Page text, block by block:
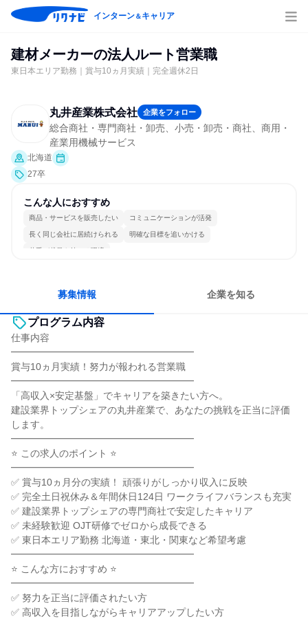
インターン＆キャリア
建材メーカーの法人ルート営業職
東日本エリア勤務｜賞与10ヵ月実績｜完全週休2日
丸井産業株式会社 企業をフォロー
総合商社・専門商社・卸売、小売・卸売・商社、商用・
産業用機械サービス
北海道
27卒
こんな人におすすめ
商品・サービスを販売したい コミュニケーションが活発
長く同じ会社に居続けられる 明確な目標を追いかける
若手が裁量を持てる環境
募集情報 企業を知る
プログラム内容
仕事内容
━━━━━━━━━━━━━━━━━━━
賞与10ヵ月実績！努力が報われる営業職
━━━━━━━━━━━━━━━━━━━
「高収入×安定基盤」でキャリアを築きたい方へ。
建設業界トップシェアの丸井産業で、あなたの挑戦を正当に評価
します。
━━━━━━━━━━━━━━━━━━━
⭐ この求人のポイント ⭐
━━━━━━━━━━━━━━━━━━━
✅ 賞与10ヵ月分の実績！ 頑張りがしっかり収入に反映
✅ 完全土日祝休み＆年間休日124日 ワークライフバランスも充実
✅ 建設業界トップシェアの専門商社で安定したキャリア
✅ 未経験歓迎 OJT研修でゼロから成長できる
✅ 東日本エリア勤務 北海道・東北・関東など希望考慮
━━━━━━━━━━━━━━━━━━━
⭐ こんな方におすすめ ⭐
━━━━━━━━━━━━━━━━━━━
✅ 努力を正当に評価されたい方
✅ 高収入を目指しながらキャリアアップしたい方